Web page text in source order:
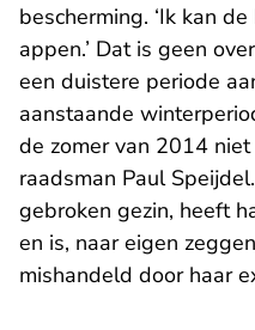
bescherming. ‘Ik kan
appen.’ Dat is geen
een duistere periode
aanstaande
de zomer van 2014
raadsman Paul
gebroken gezin, heeft
en is, naar eigen
mishandeld door haar